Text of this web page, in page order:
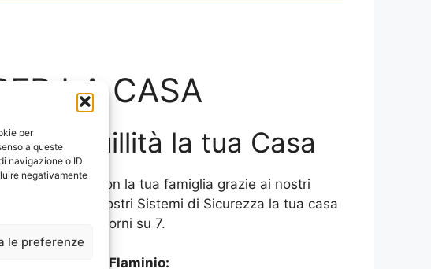
per
a queste
navigazione o ID
negativamente
le preferenze
LA CASA
tranquillità la tua Casa
la tua casa con la tua famiglia grazie ai nostri
Grazie ai nostri Sistemi di Sicurezza la tua casa
ore su 24, 7 giorni su 7.
CASA Flaminio: